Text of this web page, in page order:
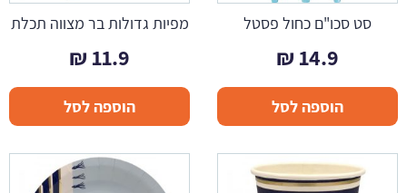
סט סכו"ם כחול פסטל
14.9
₪
הוספה לסל
מפיות גדולות בר מצווה תכלת
11.9
₪
הוספה לסל